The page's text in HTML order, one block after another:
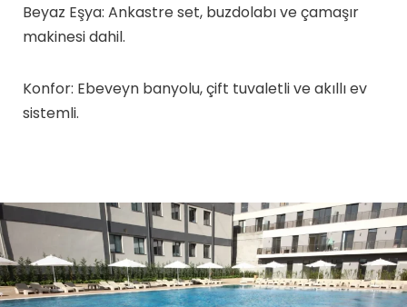
Beyaz Eşya: Ankastre set, buzdolabı ve çamaşır
makinesi dahil.
Konfor: Ebeveyn banyolu, çift tuvaletli ve akıllı ev
sistemli.